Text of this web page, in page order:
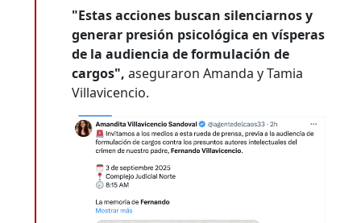
"Estas acciones buscan silenciarnos y
generar presión psicológica en vísperas
de la audiencia de formulación de
cargos", aseguraron Amanda y Tamia
Villavicencio.